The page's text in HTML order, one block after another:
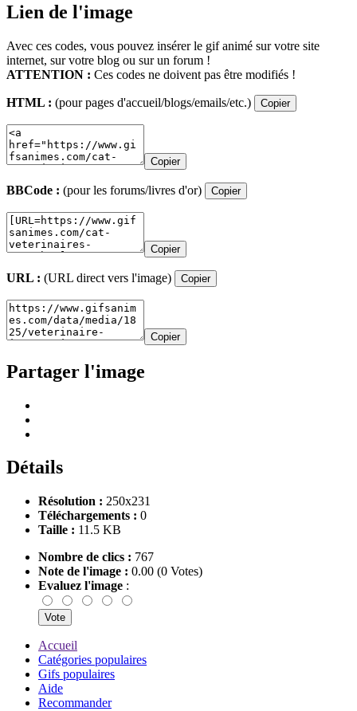
Lien de l'image
Avec ces codes, vous pouvez insérer le gif animé sur votre site
internet, sur votre blog ou sur un forum !
ATTENTION : Ces codes ne doivent pas être modifiés !
HTML : (pour pages d'accueil/blogs/emails/etc.) Copier
Copier
BBCode : (pour les forums/livres d'or) Copier
Copier
URL : (URL direct vers l'image) Copier
Copier
Partager l'image
Détails
Résolution : 250x231
Téléchargements : 0
Taille : 11.5 KB
Nombre de clics : 767
Note de l'image : 0.00 (0 Votes)
Evaluez l'image :
Accueil
Catégories populaires
Gifs populaires
Aide
Recommander